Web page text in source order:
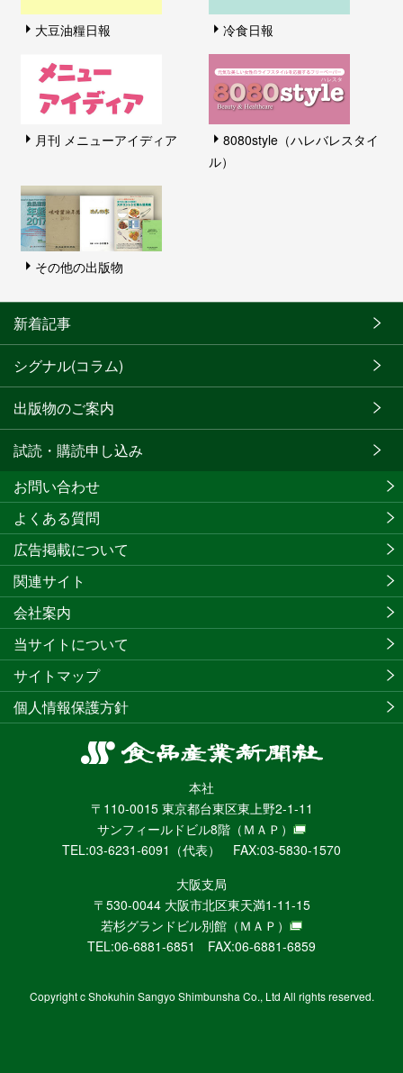
大豆油糧日報 冷食日報
月刊 メニューアイディア
8080style（ハレバレスタイ
ル）
その他の出版物
新着記事
シグナル(コラム)
出版物のご案内
試読・購読申し込み
食
産
業
新
聞
社
ニ
ュ
ー
WEB
本社
〒110-0015 東京都台東区東上野2-1-11
サンフィールドビル8階 （ＭＡＰ）
TEL:03-6231-6091（代表） FAX:03-5830-1570
大阪支局
〒530-0044 大阪市北区東天満1-11-15
若杉グランドビル別館 （ＭＡＰ）
TEL:06-6881-6851 FAX:06-6881-6859
お問い合わせ
よくある質問
広告掲載について
関連サイト
会社案内
当サイトについて
サイトマップ
個人情報保護方針
Copyright c Shokuhin Sangyo Shimbunsha Co., Ltd All rights reserved.